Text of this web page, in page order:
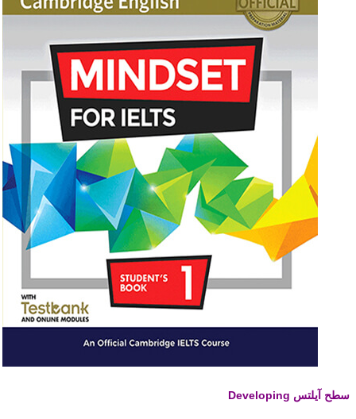
سطح آیلتس Developing